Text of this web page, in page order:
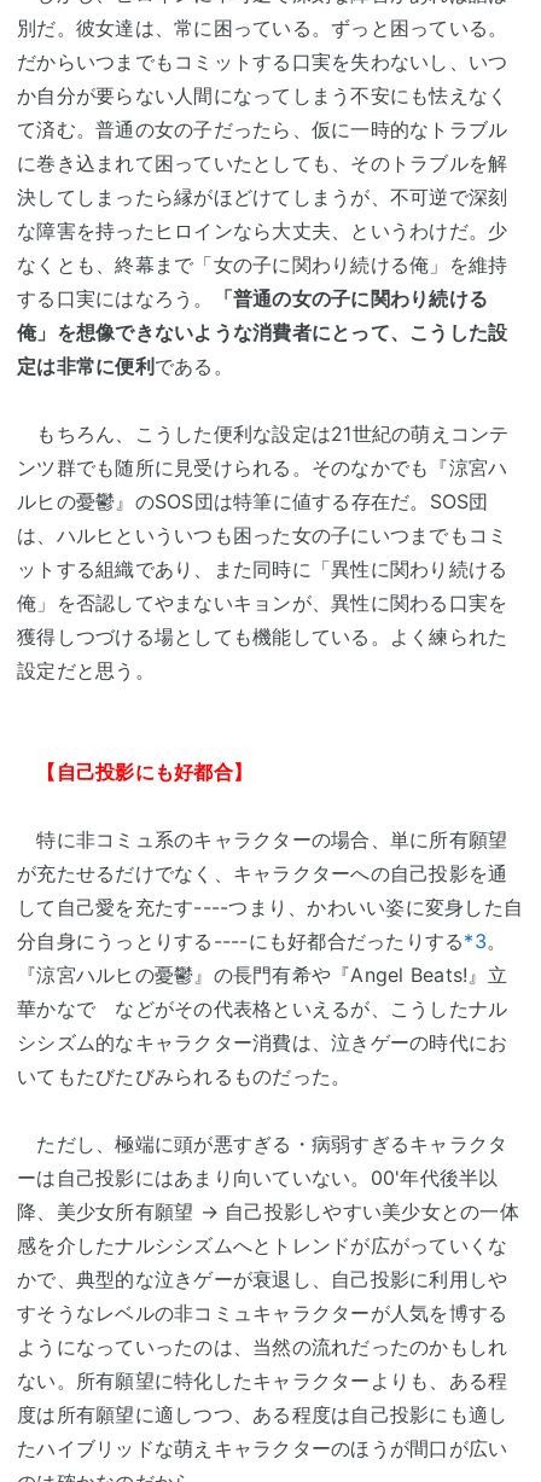
別だ。彼女達は、常に困っている。ずっと困っている。
だからいつまでもコミットする口実を失わないし、いつ
か自分が要らない人間になってしまう不安にも怯えなく
て済む。普通の女の子だったら、仮に一時的なトラブル
に巻き込まれて困っていたとしても、そのトラブルを解
決してしまったら縁がほどけてしまうが、不可逆で深刻
な障害を持ったヒロインなら大丈夫、というわけだ。少
なくとも、終幕まで「女の子に関わり続ける俺」を維持
する口実にはなろう。
「普通の女の子に関わり続ける
俺」を想像できないような消費者にとって、こうした設
定は非常に便利である。
もちろん、こうした便利な設定は21世紀の萌えコンテ
ンツ群でも随所に見受けられる。そのなかでも『涼宮ハ
ルヒの憂鬱』のSOS団は特筆に値する存在だ。SOS団
は、ハルヒといういつも困った女の子にいつまでもコミ
ットする組織であり、また同時に「異性に関わり続ける
俺」を否認してやまないキョンが、異性に関わる口実を
獲得しつづける場としても機能している。よく練られた
設定だと思う。
【自己投影にも好都合】
特に非コミュ系のキャラクターの場合、単に所有願望
が充たせるだけでなく、キャラクターへの自己投影を通
して自己愛を充たす----つまり、かわいい姿に変身した自
分自身にうっとりする----にも好都合だったりする*3。
『涼宮ハルヒの憂鬱』の長門有希や『Angel Beats!』立
華かなで などがその代表格といえるが、こうしたナル
シシズム的なキャラクター消費は、泣きゲーの時代にお
いてもたびたびみられるものだった。
ただし、極端に頭が悪すぎる・病弱すぎるキャラクタ
ーは自己投影にはあまり向いていない。00'年代後半以
降、美少女所有願望 → 自己投影しやすい美少女との一体
感を介したナルシシズムへとトレンドが広がっていくな
かで、典型的な泣きゲーが衰退し、自己投影に利用しや
すそうなレベルの非コミュキャラクターが人気を博する
ようになっていったのは、当然の流れだったのかもしれ
ない。所有願望に特化したキャラクターよりも、ある程
度は所有願望に適しつつ、ある程度は自己投影にも適し
たハイブリッドな萌えキャラクターのほうが間口が広い